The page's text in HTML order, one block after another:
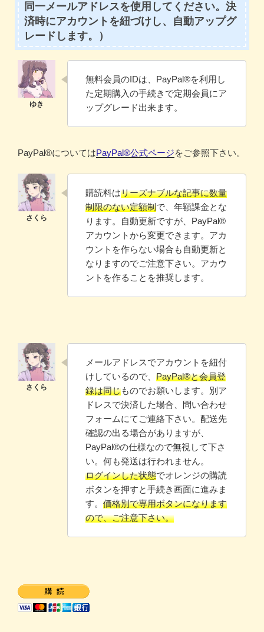
同一メールアドレスを使用してください。決
済時にアカウントを紐づけし、自動アップグ
レードします。）
無料会員のIDは、PayPal®️を利用し
た定期購入の手続きで定期会員にア
ップグレード出来ます。
PayPal®️についてはPayPal®️公式ページをご参照下さい。
購読料はリーズナブルな記事に数量
制限のない定額制で、年額課金とな
ります。自動更新ですが、PayPal®
アカウントから変更できます。アカ
ウントを作らない場合も自動更新と
なりますのでご注意下さい。アカウ
ントを作ることを推奨します。
メールアドレスでアカウントを紐付
けしているので、 PayPal®と会員登
録は同じものでお願いします。別ア
ドレスで決済した場合、問い合わせ
フォームにてご連絡下さい。配送先
確認の出る場合がありますが、
PayPal®️の仕様なので無視して下さ
い。何も発送は行われません。
ログインした状態でオレンジの購読
ボタンを押すと手続き画面に進みま
す。 価格別で専用ボタンになります
ので、ご注意下さい。